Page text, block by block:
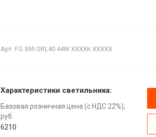
Арт. FG 595 GRL40 44W XXXXK XXXXX
Характеристики светильника:
Базовая розничная цена (с НДС 22%),
руб.
6210